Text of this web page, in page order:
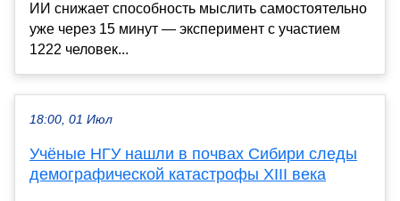
ИИ снижает способность мыслить самостоятельно
уже через 15 минут — эксперимент с участием
1222 человек...
18:00, 01 Июл
Учёные НГУ нашли в почвах Сибири следы
демографической катастрофы XIII века